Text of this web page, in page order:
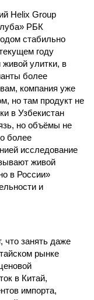
Helix Group
РБК
стабильно
году
живой улитки, в
более
компания уже
но там продукт не
в Узбекистан
но объёмы не
более
исследование
живой
в России»
и
занять даже
рынке
в Китай,
импорта,